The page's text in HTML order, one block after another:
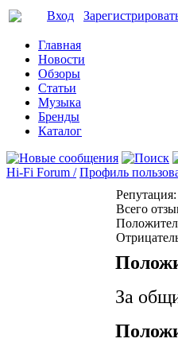
Вход
Главная
Новости
Обзоры
Статьи
Музыка
Бренды
Каталог
Hi-Fi Forum / Профиль
Репутация:
Всего
За